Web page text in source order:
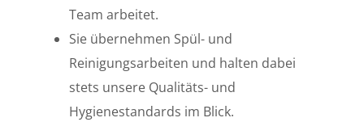
Team arbeitet.
Sie übernehmen Spül- und
Reinigungsarbeiten und halten dabei
stets unsere Qualitäts- und
Hygienestandards im Blick.